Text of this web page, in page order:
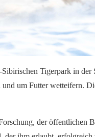
Tigerpark in der
um Futter wetteifern.
der öffentlichen